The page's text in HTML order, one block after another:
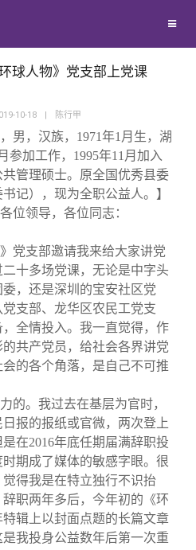
校友会
台
务
单
球人物》党支部上党课
10-18
| 陈行甲
男，汉族，1971年1月生，湖
参加工作，1995年11月加入
管理硕士。原全国优秀县委
记），现为全职公益人。】
位领导，各位同志：
党支部邀请我来给大家讲党
十多场党课，无论是中字头
，还是深圳的宝安社区党
支部、龙华区农民工党支
全情投入。我一直觉得，作
共产党员，给社会各界讲党
的各个角落，是自己不可推
的。我过去在基层为官时，
报的报纸或官微，两次登上
在2016年底任期届满辞职投
期成了媒体的敏感字眼。很
得我是在特立独行不识抬
职两年多后，今年初的《环
辑上以封面点题的长篇文章
我投身公益数年后第一次重